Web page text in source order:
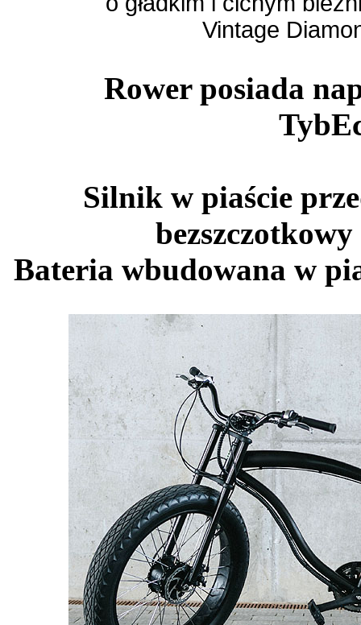
Vintage
Rower posiada
Silnik w piaście
Bateria wbudowana w